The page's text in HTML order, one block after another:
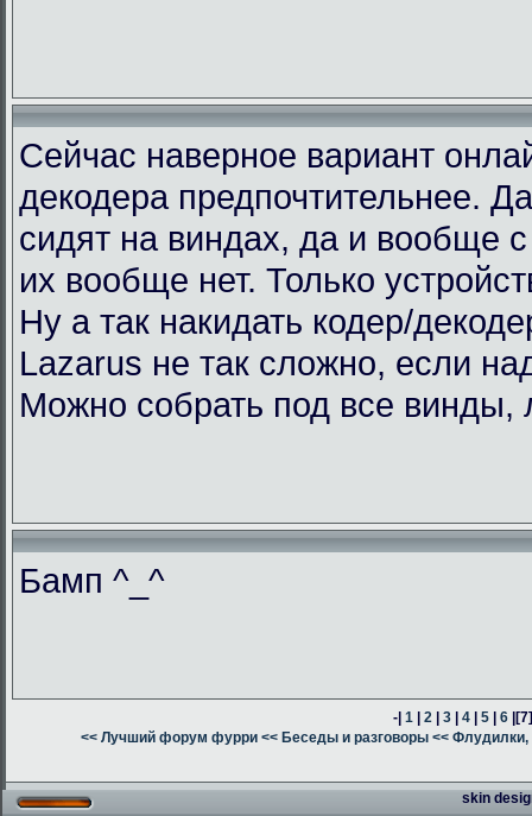
Сейчас наверное вариант
декодера предпочтительнее.
сидят на виндах, да и вообще с
их вообще нет. Только
Ну а так накидать кодер/
Lazarus не так сложно, если
Можно собрать под все винды,
Бамп ^_^
-|1 |2 |3 |4 |5 |6 |
<< Лучший форум фурри << Беседы и разговоры << Флудилки,
skin